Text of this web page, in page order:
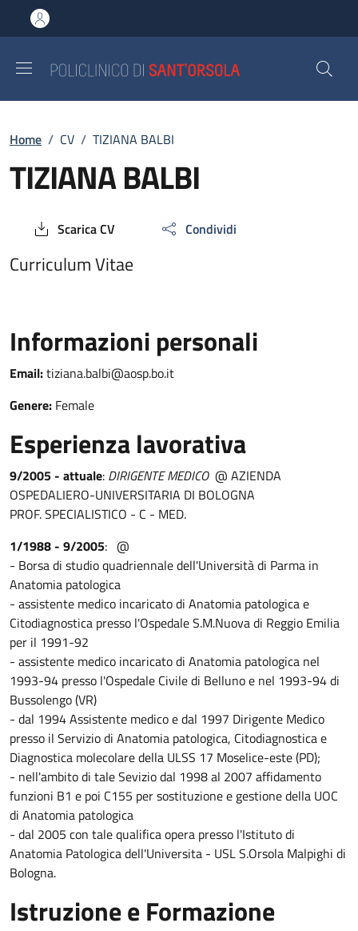
al contenuto principale
to footer content
Breadcrumb
Home / CV / TIZIANA BALBI
TIZIANA BALBI
Scarica CV Condividi
Curriculum Vitae
Informazioni personali
Email:tiziana.balbi@aosp.bo.it
Genere: Female
Esperienza lavorativa
9/2005 - attuale: DIRIGENTE MEDICO @ AZIENDA
OSPEDALIERO-UNIVERSITARIA DI BOLOGNA
PROF. SPECIALISTICO - C - MED.
1/1988 - 9/2005: @
- Borsa di studio quadriennale dell'Università di Parma in
Anatomia patologica
- assistente medico incaricato di Anatomia patologica e
Citodiagnostica presso l'Ospedale S.M.Nuova di Reggio Emilia
per il 1991-92
- assistente medico incaricato di Anatomia patologica nel
1993-94 presso l'Ospedale Civile di Belluno e nel 1993-94 di
Bussolengo (VR)
- dal 1994 Assistente medico e dal 1997 Dirigente Medico
presso il Servizio di Anatomia patologica, Citodiagnostica e
Diagnostica molecolare della ULSS 17 Moselice-este (PD);
- nell'ambito di tale Sevizio dal 1998 al 2007 affidamento
funzioni B1 e poi C155 per sostituzione e gestione della UOC
di Anatomia patologica
- dal 2005 con tale qualifica opera presso l'Istituto di
Anatomia Patologica dell'Universita - USL S.Orsola Malpighi di
Bologna.
Istruzione e Formazione